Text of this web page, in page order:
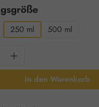
auswählen
250 ml 500 ml
Anzahl: Gib den
In den Warenkorb